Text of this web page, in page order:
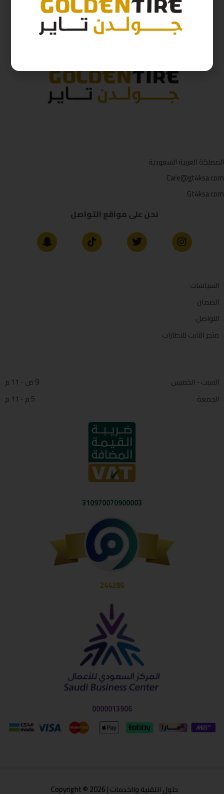
المملكة العربية السعودية
Care@gt4ksa.com
Gt4ksa.com
نحن على مواقع التواصل
السياسات
الضمان
التواصل
متجر الثابت للاطارات
السبت - الخميس
9 ص - 11 م
الجمعة
5 م - 11 م
310970070900003
244286
0000013906
حلول التقنية والخدمات | Copyright © 2026